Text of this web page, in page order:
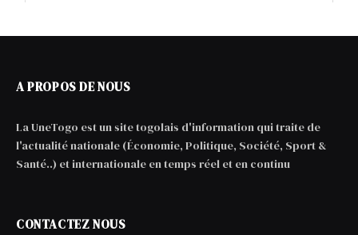
A PROPOS DE NOUS
La UneTogo est un site togolais d'information qui traite de
l'actualité nationale (Économie, Politique, Société, Sport &
Santé..) et internationale en temps réel et en continu
CONTACTEZ NOUS